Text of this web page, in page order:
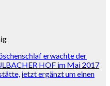
erwachte der
HOF im Mai 2017
jetzt ergänzt um einen